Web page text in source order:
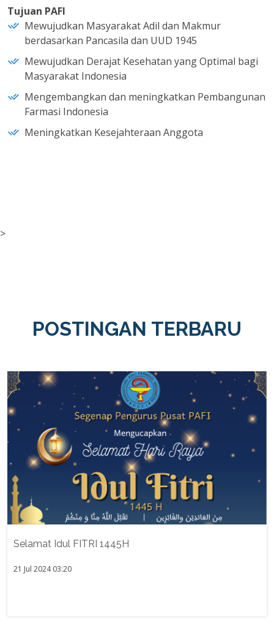
Tujuan PAFI
Mewujudkan Masyarakat Adil dan Makmur
berdasarkan Pancasila dan UUD 1945
Mewujudkan Derajat Kesehatan yang Optimal bagi
Masyarakat Indonesia
Mengembangkan dan meningkatkan Pembangunan
Farmasi Indonesia
Meningkatkan Kesejahteraan Anggota
>
POSTINGAN TERBARU
Selamat Idul FITRI 1445H
21 Jul 2024 03:20